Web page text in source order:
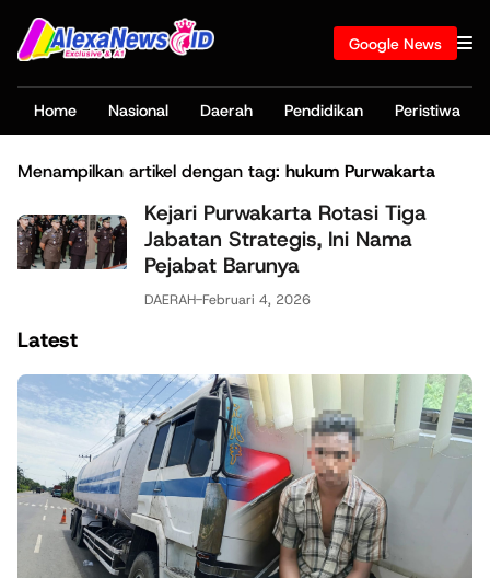
Google News
Home Nasional Daerah Pendidikan Peristiwa
Menampilkan artikel dengan tag: hukum Purwakarta
Kejari Purwakarta Rotasi Tiga
Jabatan Strategis, Ini Nama
Pejabat Barunya
DAERAH-Februari 4, 2026
Latest